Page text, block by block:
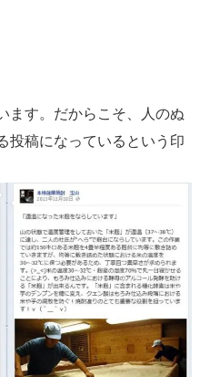
ます。だからこそ、人のぬ
投稿になっているという印